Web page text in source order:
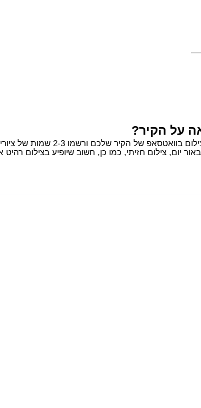
על הקיר?
ורשמו 2-3 שמות של ציורים שאהבתם, אנחנו נדאג לכל השאר.
יום, צילום חזיתי, כמו כן, חשוב שיופיע בצילום